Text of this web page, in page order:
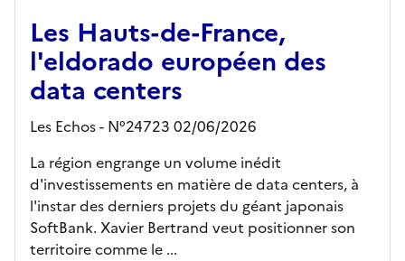
Les Hauts-de-France,
l'eldorado européen des
data centers
Les Echos - N°24723 02/06/2026
La région engrange un volume inédit
d'investissements en matière de data centers, à
l'instar des derniers projets du géant japonais
SoftBank. Xavier Bertrand veut positionner son
territoire comme le ...